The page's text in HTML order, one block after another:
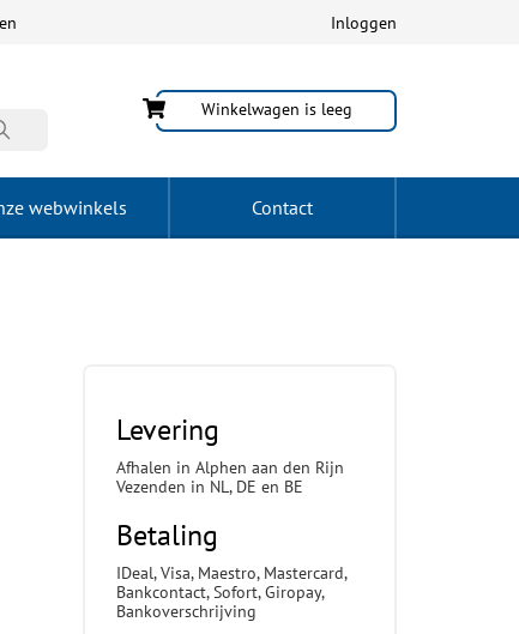
Inloggen
Winkelwagen is leeg
webwinkels Contact
Levering
Afhalen in Alphen aan den Rijn
Vezenden in NL, DE en BE
Betaling
IDeal, Visa, Maestro, Mastercard,
Bankcontact, Sofort, Giropay,
Bankoverschrijving